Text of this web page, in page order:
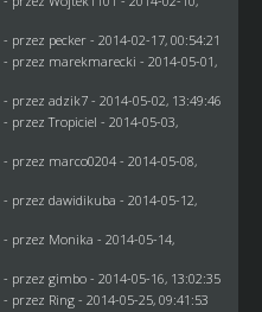
- przez pecker- 2014-02-17, 00:54:21
- przez marekmarecki - 2014-05-01,
- przez adzik7 - 2014-05-02, 13:49:46
- przezTropiciel - 2014-05-03,
- przez marco0204- 2014-05-08,
- przez dawidikuba - 2014-05-12,
- przez Monika - 2014-05-14,
- przez gimbo- 2014-05-16, 13:02:35
- przez Ring- 2014-05-25, 09:41:53